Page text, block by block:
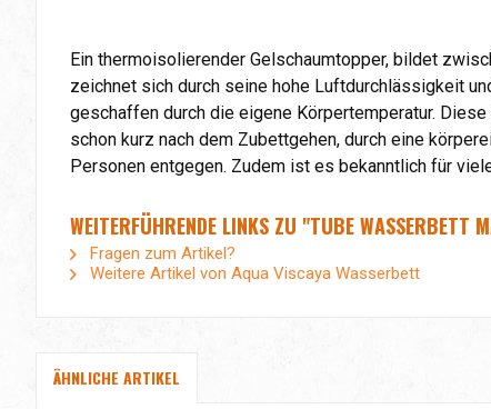
Ein thermoisolierender Gelschaumtopper, bildet
zeichnet sich durch seine hohe Luftdurchlässigkeit
geschaffen durch die eigene Körpertemperatur.
schon kurz nach dem Zubettgehen, durch eine
Personen entgegen. Zudem ist es bekanntlich für
WEITERFÜHRENDE LINKS ZU "TUBE
Fragen zum Artikel?
Weitere Artikel von Aqua Viscaya Wasserbett
ÄHNLICHE ARTIKEL